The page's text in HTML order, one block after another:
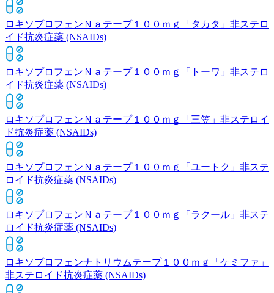
ロキソプロフェンＮａテープ１００ｍｇ「タカタ」 非ステロ
イド抗炎症薬 (NSAIDs)
ロキソプロフェンＮａテープ１００ｍｇ「トーワ」 非ステロ
イド抗炎症薬 (NSAIDs)
ロキソプロフェンＮａテープ１００ｍｇ「三笠」 非ステロイ
ド抗炎症薬 (NSAIDs)
ロキソプロフェンＮａテープ１００ｍｇ「ユートク」 非ステ
ロイド抗炎症薬 (NSAIDs)
ロキソプロフェンＮａテープ１００ｍｇ「ラクール」 非ステ
ロイド抗炎症薬 (NSAIDs)
ロキソプロフェンナトリウムテープ１００ｍｇ「ケミファ」
非ステロイド抗炎症薬 (NSAIDs)